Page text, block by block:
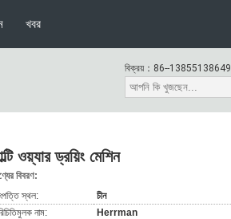
খবর
বিক্রয়： 86--13855138649
ওয়্যার ড্রয়িং মেশিন
বিবরণ:
স্থল:
চীন
নাম:
Herrman